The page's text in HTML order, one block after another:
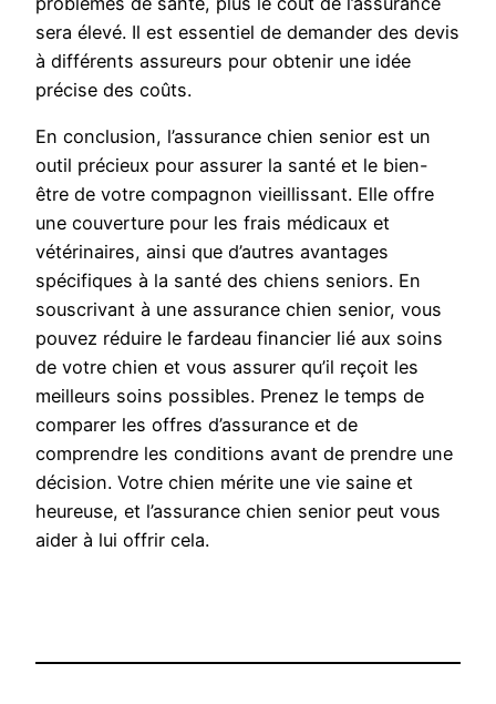
sera élevé. Il est essentiel de demander des devis
à différents assureurs pour obtenir une idée
précise des coûts.
En conclusion, l’assurance chien senior est un
outil précieux pour assurer la santé et le bien-
être de votre compagnon vieillissant. Elle offre
une couverture pour les frais médicaux et
vétérinaires, ainsi que d’autres avantages
spécifiques à la santé des chiens seniors. En
souscrivant à une assurance chien senior, vous
pouvez réduire le fardeau financier lié aux soins
de votre chien et vous assurer qu’il reçoit les
meilleurs soins possibles. Prenez le temps de
comparer les offres d’assurance et de
comprendre les conditions avant de prendre une
décision. Votre chien mérite une vie saine et
heureuse, et l’assurance chien senior peut vous
aider à lui offrir cela.